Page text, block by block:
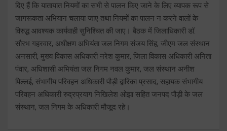
दिए हैं कि यातायात नियमों का सभी से पालन किए जाने के लिए व्यापक रूप से
जागरूकता अभियान चलाया जाए तथा नियमों का पालन न करने वालों के
विरुद्ध आवश्यक कार्यवाही सुनिश्चित की जाए। बैठक में जिलाधिकारी डाॅ.
सौरभ गहरवार, अधीक्षण अभियंता जल निगम संजय सिंह, जीएम जल संस्थान
अनसारी, मुख्य विकास अधिकारी नरेश कुमार, जिला विकास अधिकारी अनिता
पंवार, अधिशासी अभियंता जल निगम नवल कुमार, जल संस्थान अनीश
पिल्लई, संभागीय परिवहन अधिकारी पौड़ी द्वारिका प्रसाद, सहायक संभागीय
परिवहन अधिकारी रुद्रप्रयाग निखिलेश ओझा सहित जनपद पौड़ी के जल
संस्थान, जल निगम के अधिकारी मौजूद रहे।